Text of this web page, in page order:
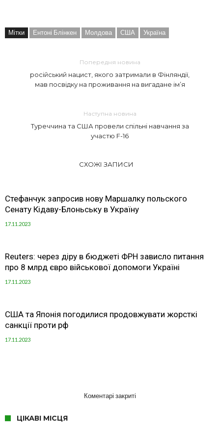
Мітки Ентоні Блінкен Молдова США Україна
Попередня новина
російський нацист, якого затримали в Фінляндії,
мав посвідку на проживання на вигадане ім’я
Наступна новина
Туреччина та США провели спільні навчання за
участю F-16
СХОЖІ ЗАПИСИ
Стефанчук запросив нову Маршалку польского
Сенату Кідаву-Блоньську в Україну
17.11.2023
Reuters: через діру в бюджеті ФРН зависло питання
про 8 млрд євро військової допомоги Україні
17.11.2023
США та Японія погодилися продовжувати жорсткі
санкції проти рф
17.11.2023
Коментарі закриті
ЦІКАВІ МІСЦЯ